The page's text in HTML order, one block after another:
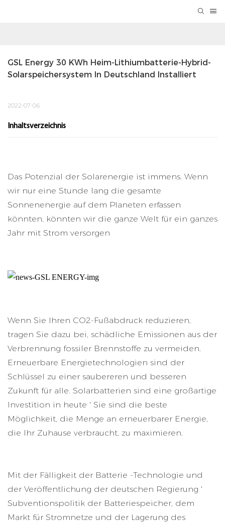
GSL Energy 30 KWh Heim-Lithiumbatterie-Hybrid-
Solarspeichersystem In Deutschland Installiert
2022-07-06
Inhaltsverzeichnis
Das Potenzial der Solarenergie ist immens. Wenn
wir nur eine Stunde lang die gesamte
Sonnenenergie auf dem Planeten erfassen
könnten, könnten wir die ganze Welt für ein ganzes
Jahr mit Strom versorgen
Wenn Sie Ihren CO2-Fußabdruck reduzieren,
tragen Sie dazu bei, schädliche Emissionen aus der
Verbrennung fossiler Brennstoffe zu vermeiden.
Erneuerbare Energietechnologien sind der
Schlüssel zu einer saubereren und besseren
Zukunft für alle. Solarbatterien sind eine großartige
Investition in heute ' Sie sind die beste
Möglichkeit, die Menge an erneuerbarer Energie,
die Ihr Zuhause verbraucht, zu maximieren.
Mit der Fälligkeit der Batterie -Technologie und
der Veröffentlichung der deutschen Regierung '
Subventionspolitik der Batteriespeicher, dem
Markt für Stromnetze und der Lagerung des